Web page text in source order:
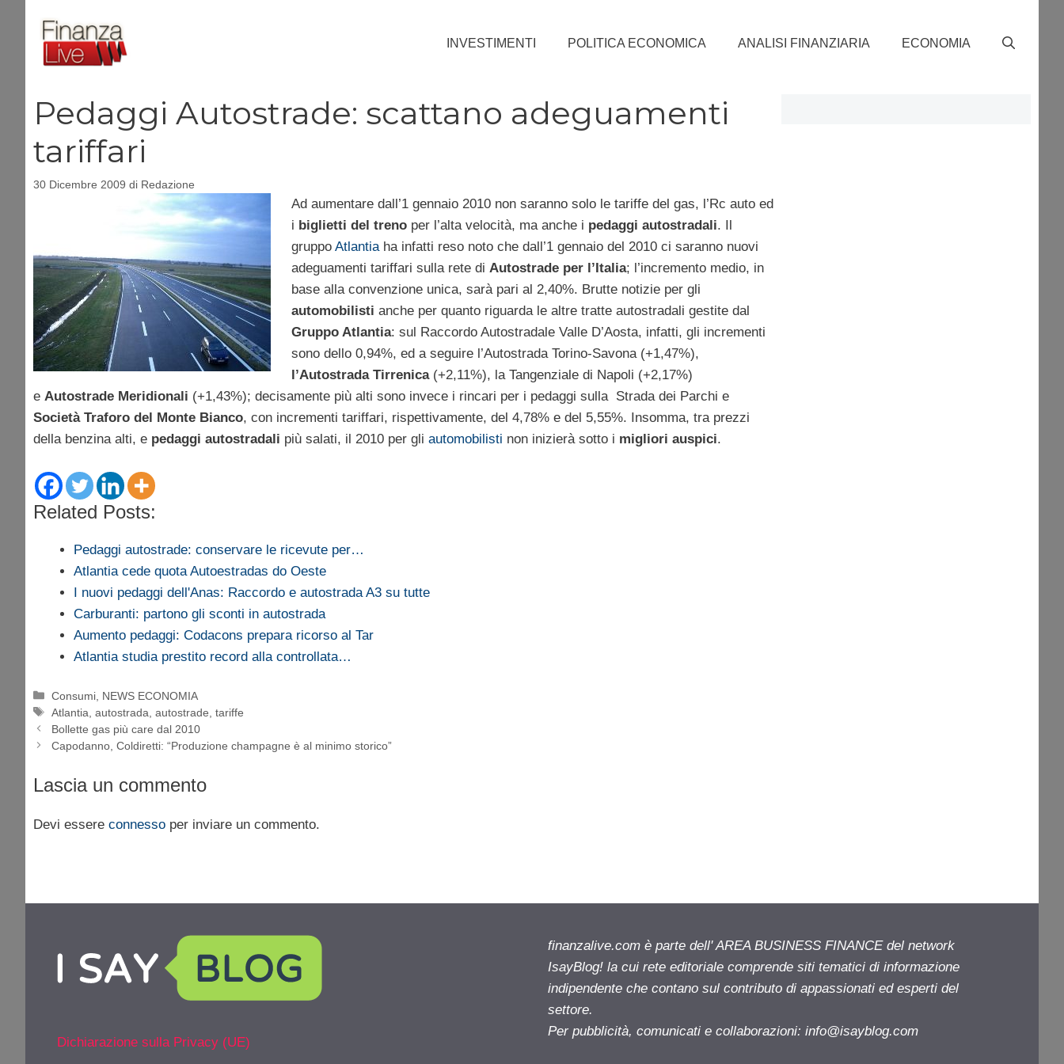
contenuto
INVESTIMENTI POLITICA ECONOMICA ANALISI FINANZIARIA ECONOMIA
Pedaggi Autostrade: scattano adeguamenti
tariffari
30 Dicembre 2009 di Redazione
Ad aumentare dall’1 gennaio 2010 non saranno solo le tariffe del gas, l’Rc auto ed
i biglietti del trenoper l’alta velocità, ma anche i pedaggi autostradali. Il
gruppo Atlantiaha infatti reso noto che dall’1 gennaio del 2010 ci saranno nuovi
adeguamenti tariffari sulla rete di Autostrade per l’Italia; l’incremento medio, in
base alla convenzione unica, sarà pari al 2,40%. Brutte notizie per gli
automobilisti anche per quanto riguarda le altre tratte autostradali gestite dal
Gruppo Atlantia: sul Raccordo Autostradale Valle D’Aosta, infatti, gli incrementi
sono dello 0,94%, ed a seguire l’Autostrada Torino-Savona (+1,47%),
l’Autostrada Tirrenica(+2,11%), la Tangenziale di Napoli (+2,17%)
e Autostrade Meridionali (+1,43%); decisamente più alti sono invece i rincari per i pedaggi sulla Strada dei Parchi e
Società Traforo del Monte Bianco, con incrementi tariffari, rispettivamente, del 4,78% e del 5,55%. Insomma, tra prezzi
della benzina alti, e pedaggi autostradali più salati, il 2010 per gli automobilisti non inizierà sotto i migliori auspici.
Related Posts:
Pedaggi autostrade: conservare le ricevute per…
Atlantia cede quota Autoestradas do Oeste
I nuovi pedaggi dell'Anas: Raccordo e autostrada A3 su tutte
Carburanti: partono gli sconti in autostrada
Aumento pedaggi: Codacons prepara ricorso al Tar
Atlantia studia prestito record alla controllata…
Categorie
Consumi NEWS ECONOMIA
Tag
Atlantia ,autostrada ,autostrade ,tariffe
Bollette gas più care dal 2010
Capodanno, Coldiretti: “Produzione champagne è al minimo storico”
Lascia un commento
Devi essere connesso per inviare un commento.
Dichiarazione sulla Privacy (UE)
finanzalive.com è parte dell' AREA BUSINESS FINANCE del network
IsayBlog! la cui rete editoriale comprende siti tematici di informazione
indipendente che contano sul contributo di appassionati ed esperti del
settore.
Per pubblicità, comunicati e collaborazioni: info@isayblog.com